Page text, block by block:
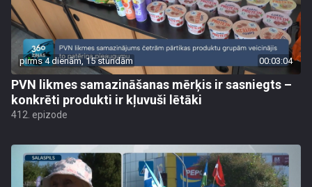
pirms 4 dienām, 15 stundām 00:03:04
PVN likmes samazināšanas mērķis ir sasniegts –
konkrēti produkti ir kļuvuši lētāki
412. epizode